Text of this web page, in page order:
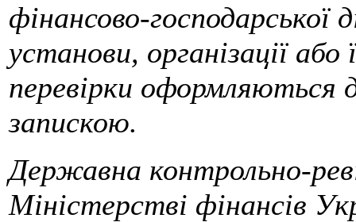
фінансово-господарської
установи, організації або
перевірки оформляються
запискою.
Державна контрольно-
Міністерстві фінансів